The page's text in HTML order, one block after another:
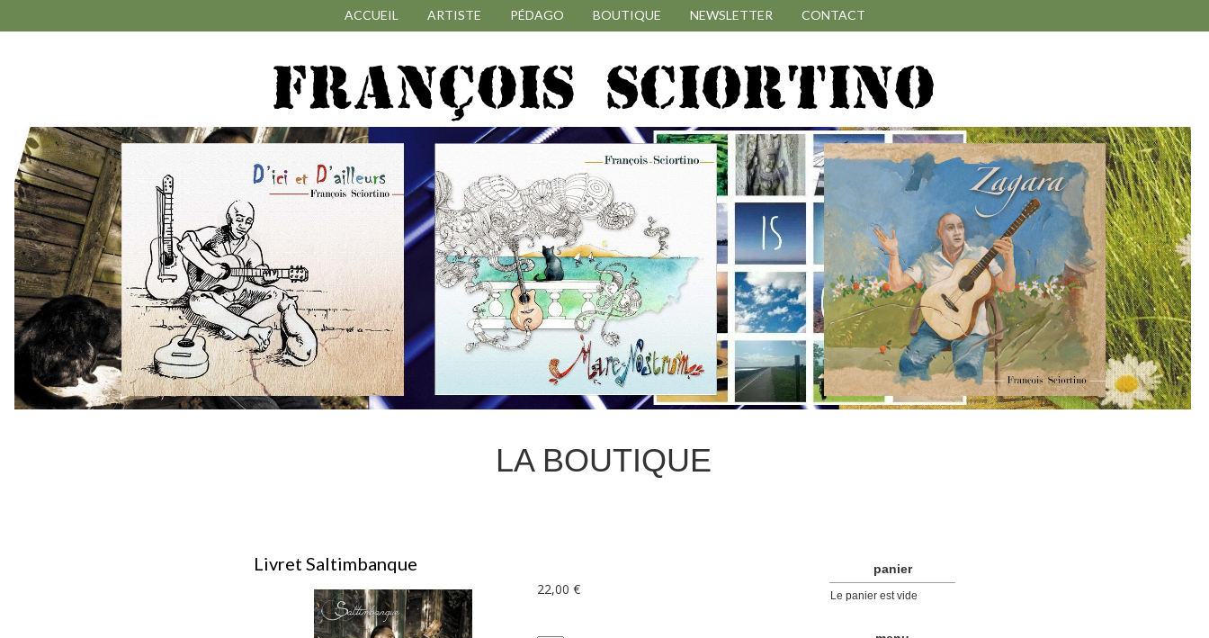
ACCUEIL ARTISTE PÉDAGO BOUTIQUE NEWSLETTER CONTACT
LA BOUTIQUE
Livret Saltimbanque
22,00 €
panier
Le panier est vide